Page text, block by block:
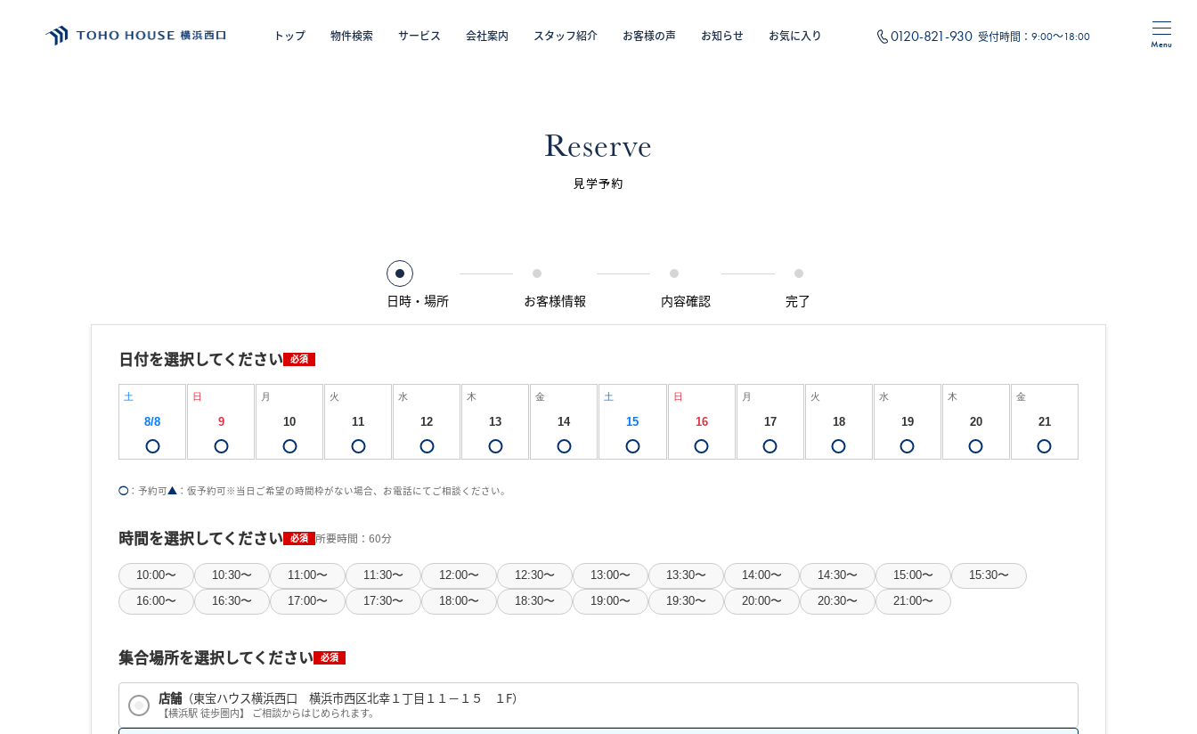
トップ 物件検索 サービス 会社案内 スタッフ紹介 お客様の声 お知らせ お気に入り 0120-821-930 受付時間： 9:00～18:00
サービス
スタッフ紹介（「住まい」のコンサルタント）
採用情報
ログイン
お気に入り物件一覧
サイトマップ
What’s MIRAKARE
Menu
Reserve
見学予約
日時・場所 お客様情報 内容確認 完了
日付を選択してください 必須
土
8/8
日
9
月
10
火
11
水
12
木
13
金
14
土
15
日
16
月
17
火
18
水
19
木
20
金
21
◯：予約可▲ ：仮予約可※当日ご希望の時間枠がない場合、お電話にてご相談ください。
時間を選択してください 必須 所要時間：60分
10:00〜 10:30〜 11:00〜 11:30〜 12:00〜 12:30〜 13:00〜 13:30〜 14:00〜 14:30〜 15:00〜 15:30〜
16:00〜 16:30〜 17:00〜 17:30〜 18:00〜 18:30〜 19:00〜 19:30〜 20:00〜 20:30〜 21:00〜
集合場所を選択してください 必須
店舗（東宝ハウス横浜西口 横浜市西区北幸１丁目１１−１５ １F）
【横浜駅 徒歩圏内】 ご相談からはじめられます。